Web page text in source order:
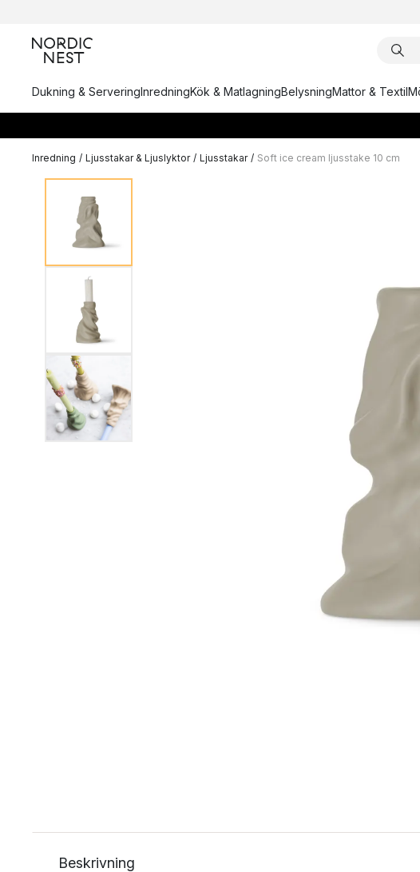
Dukning & ServeringInredningKök & MatlagningBelysningMattor & Textil
Inredning / Ljusstakar & Ljuslyktor / Ljusstakar / Soft ice cream ljusstake 10 cm
Beskrivning